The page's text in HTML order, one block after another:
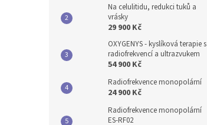
Na celulitidu, redukci tuků a
vrásky
29 900 Kč
OXYGENYS - kyslíková terapie s
radiofrekvencí a ultrazvukem
54 900 Kč
Radiofrekvence monopolární
24 900 Kč
Radiofrekvence monopolární
ES-RF02